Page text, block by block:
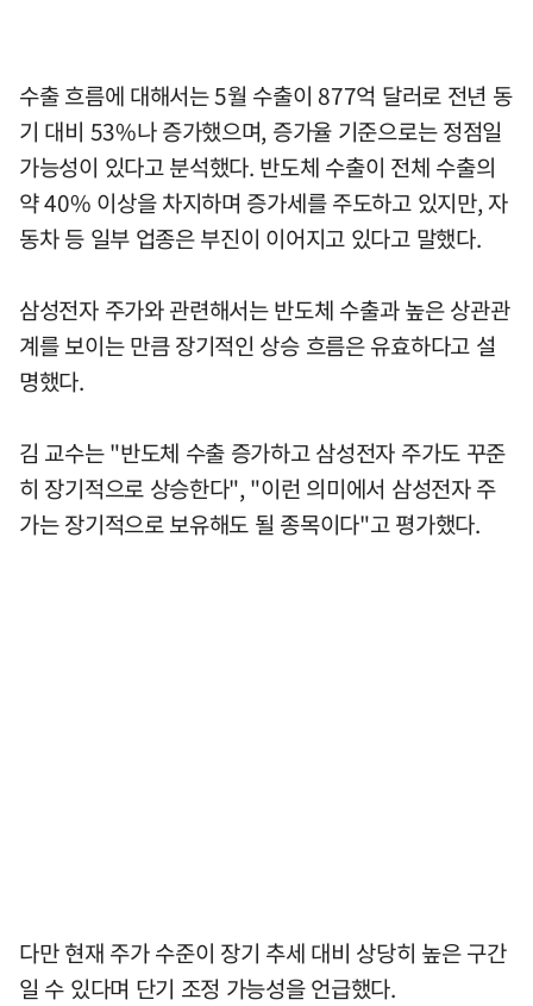
수출 흐름에 대해서는 5월 수출이 877억 달러로 전년 동
기 대비 53%나 증가했으며, 증가율 기준으로는 정점일
가능성이 있다고 분석했다. 반도체 수출이 전체 수출의
약 40% 이상을 차지하며 증가세를 주도하고 있지만, 자
동차 등 일부 업종은 부진이 이어지고 있다고 말했다.
삼성전자 주가와 관련해서는 반도체 수출과 높은 상관관
계를 보이는 만큼 장기적인 상승 흐름은 유효하다고 설
명했다.
김 교수는 "반도체 수출 증가하고 삼성전자 주가도 꾸준
히 장기적으로 상승한다", "이런 의미에서 삼성전자 주
가는 장기적으로 보유해도 될 종목이다"고 평가했다.
다만 현재 주가 수준이 장기 추세 대비 상당히 높은 구간
일 수 있다며 단기 조정 가능성을 언급했다.